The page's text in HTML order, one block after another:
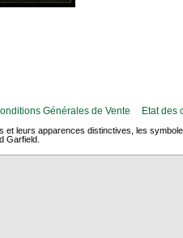
Générales de Vente Etat des
leurs apparences distinctives, les
Garfield.